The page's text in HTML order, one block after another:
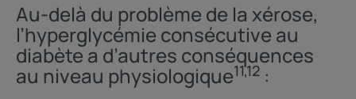
Au-delà du problème de la xérose,
l’hyperglycémie consécutive au
diabète a d’autres conséquences
au niveau physiologique11,12 :